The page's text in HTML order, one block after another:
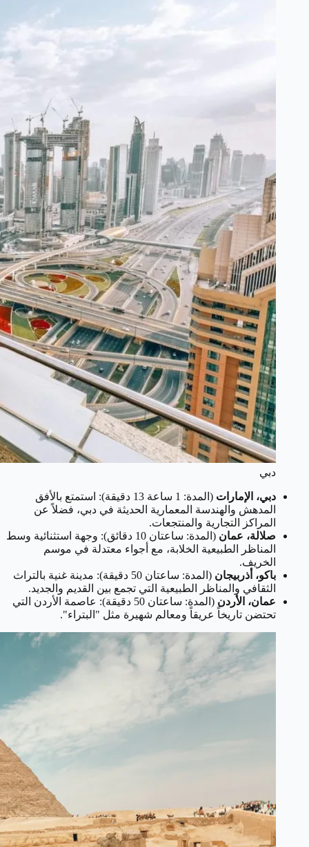
دبي
دبي، الإمارات
(المدة: 1 ساعة 13 دقيقة): استمتع بالأفق
المدهش والهندسة المعمارية الحديثة في دبي، فضلاً عن
المراكز التجارية والمنتجعات.
صلالة، عمان
(المدة: ساعتان 10 دقائق): وجهة استثنائية وسط
المناظر الطبيعية الخلابة، مع أجواء معتدلة في موسم
الخريف.
باكو، أذربيجان
(المدة: ساعتان 50 دقيقة): مدينة غنية بالتراث
الثقافي والمناظر الطبيعية التي تجمع بين القديم والجديد.
عمان، الأردن
(المدة: ساعتان 50 دقيقة): عاصمة الأردن التي
تحتضن تاريخاً عريقاً ومعالم شهيرة مثل "البتراء".